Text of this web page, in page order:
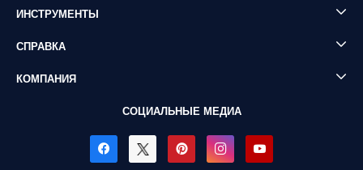
ИНСТРУМЕНТЫ
СПРАВКА
КОМПАНИЯ
СОЦИАЛЬНЫЕ МЕДИА